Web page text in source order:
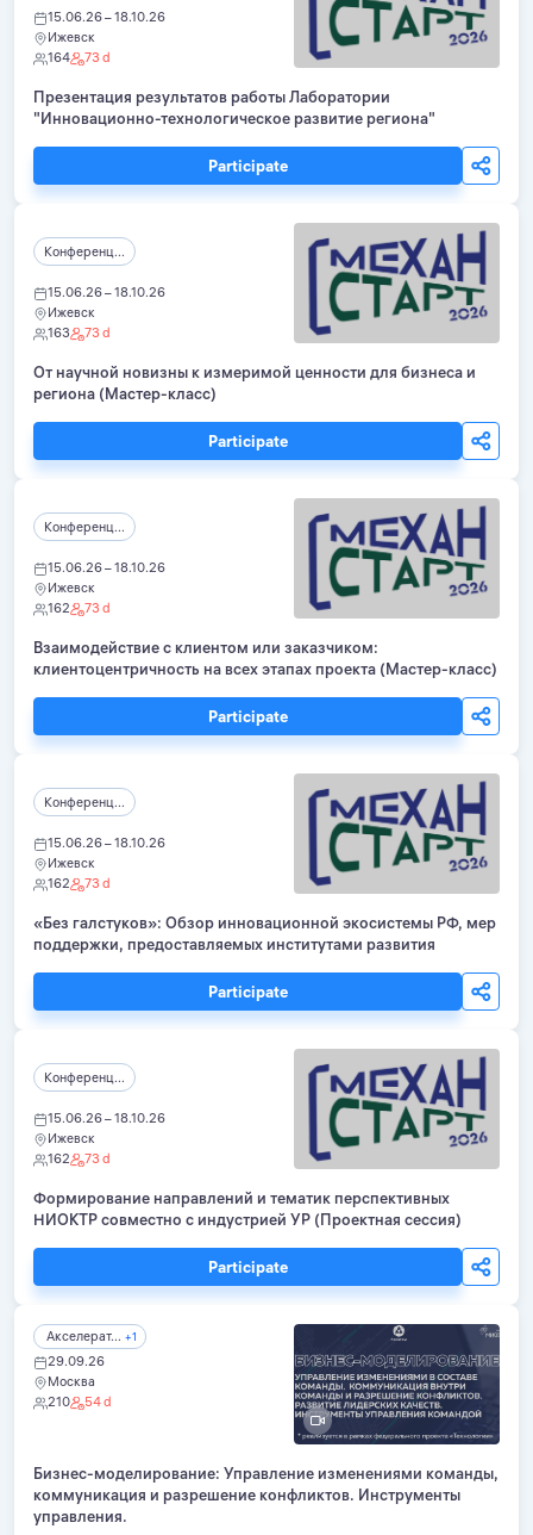
15.06.26 – 18.10.26
Ижевск
164
73 d
Презентация результатов работы Лаборатории
"Инновационно-технологическое развитие региона"
Participate
Конференц...
15.06.26 – 18.10.26
Ижевск
163
73 d
От научной новизны к измеримой ценности для бизнеса и
региона (Мастер-класс)
Participate
Конференц...
15.06.26 – 18.10.26
Ижевск
162
73 d
Взаимодействие с клиентом или заказчиком:
клиентоцентричность на всех этапах проекта (Мастер-класс)
Participate
Конференц...
15.06.26 – 18.10.26
Ижевск
162
73 d
«Без галстуков»: Обзор инновационной экосистемы РФ, мер
поддержки, предоставляемых институтами развития
Participate
Конференц...
15.06.26 – 18.10.26
Ижевск
162
73 d
Формирование направлений и тематик перспективных
НИОКТР совместно с индустрией УР (Проектная сессия)
Participate
Акселерат... +1
29.09.26
Москва
210
54 d
Бизнес-моделирование: Управление изменениями команды,
коммуникация и разрешение конфликтов. Инструменты
управления.